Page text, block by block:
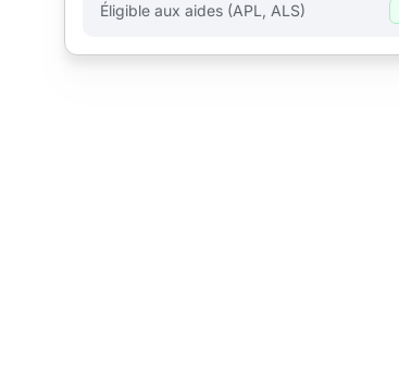
Éligible aux aides (APL, ALS)